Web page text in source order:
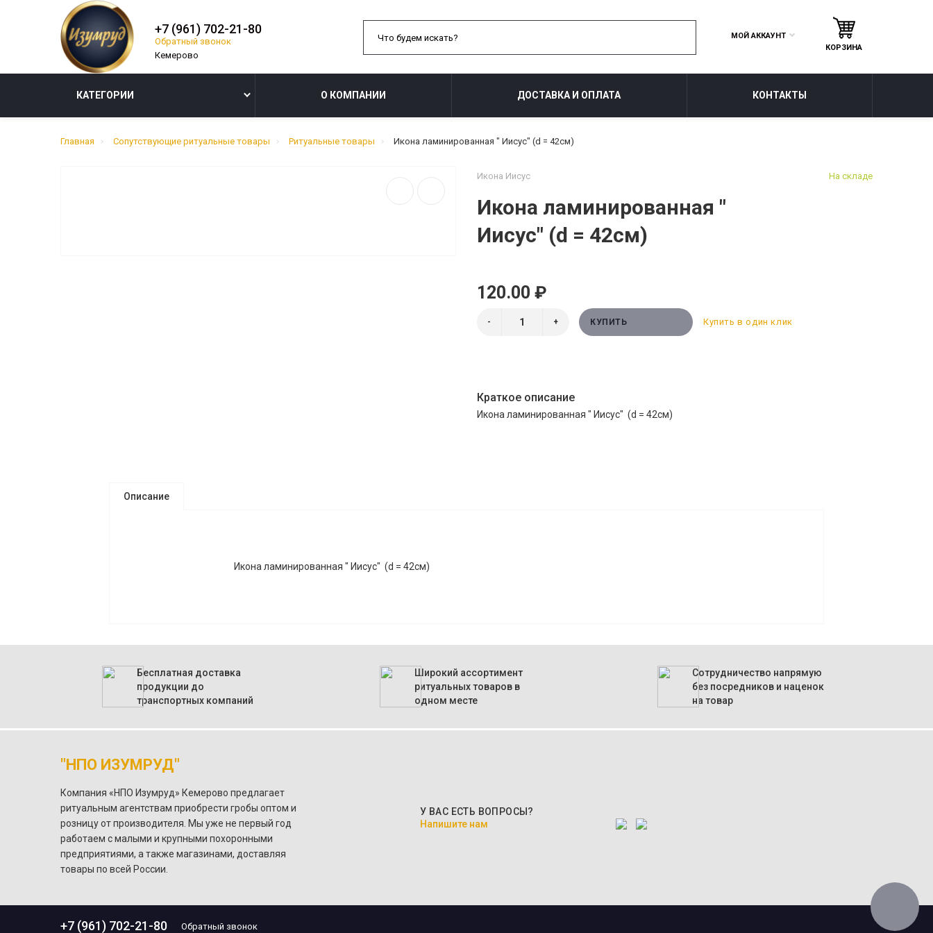
+7 (961) 702-21-80
Обратный звонок
МОЙ АККАУНТ
КОРЗИНА
КАТЕГОРИИ О КОМПАНИИ ДОСТАВКА И ОПЛАТА КОНТАКТЫ
Главная Сопутствующие ритуальные товары Ритуальные товары Икона ламинированная " Иисус" (d = 42см)
Икона Иисус
Икона ламинированная "
Иисус" (d = 42см)
На складе
120.00 ₽
- + КУПИТЬ Купить в один клик
Краткое описание
Икона ламинированная " Иисус" (d = 42см)
Описание
Икона ламинированная " Иисус" (d = 42см)
Бесплатная доставка
продукции до
транспортных компаний
Широкий ассортимент
ритуальных товаров в
одном месте
Сотрудничество напрямую
без посредников и наценок
на товар
"НПО ИЗУМРУД"
Компания «НПО Изумруд» Кемерово предлагает
ритуальным агентствам приобрести гробы оптом и
розницу от производителя. Мы уже не первый год
работаем с малыми и крупными похоронными
предприятиями, а также магазинами, доставляя
товары по всей России.
У ВАС ЕСТЬ ВОПРОСЫ?
Напишите нам
+7 (961) 702-21-80 Обратный звонок